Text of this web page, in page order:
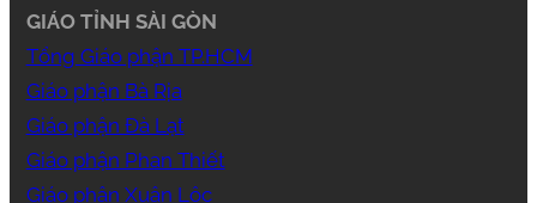
GIÁO TỈNH SÀI GÒN
Tổng Giáo phận TP.HCM
Giáo phận Bà Rịa
Giáo phận Đà Lạt
Giáo phận Phan Thiết
Giáo phận Xuân Lộc